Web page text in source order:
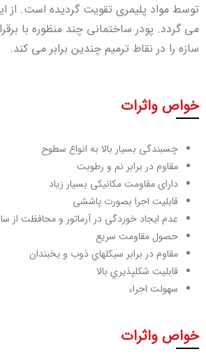
توسط مواد پلیمری تقویت گردیده است. از
می گردد. پودر ساختمانی چند منظوره با
سازه را در نقاط ترمیم چندین برابر می کند.
خواص واثرات
چسبندگی بسیار بالا به انواع سطوح
مقاوم در برابر نم و رطوبت
دارای مقاومت­ مکانیکی بسیار زیاد
قابلیت اجرا بصورت پاششی
عدم ایجاد خوردگی در آرماتور و محافظت از
حصول مقاومت سریع
مقاوم در برابر سيكل­هاي ذوب و يخبندان
قابليت شكل­پذيري بالا
سهولت اجراء
خواص واثرات